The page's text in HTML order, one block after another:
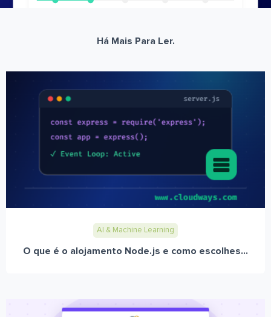
Há Mais Para Ler.
AI & Machine Learning
O que é o alojamento Node.js e como escolhes...